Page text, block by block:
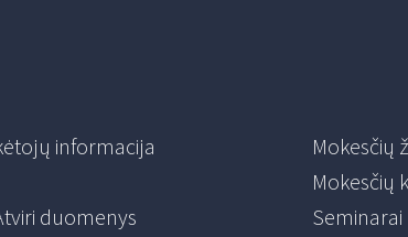
informacija
duomenys
Mokesčių
Mokesčių
Seminarai